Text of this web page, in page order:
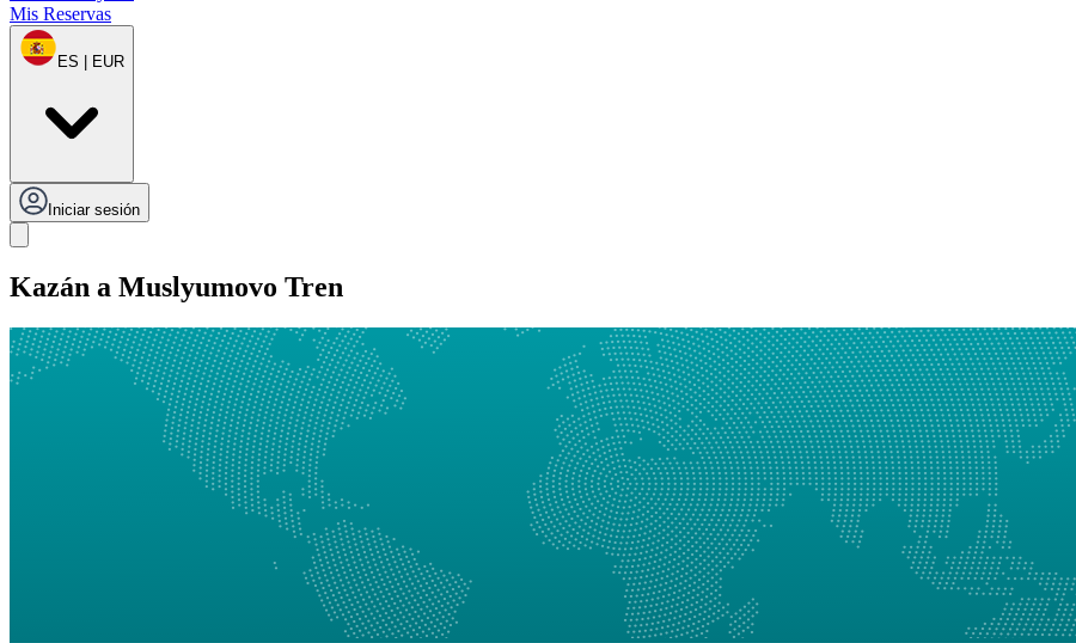
Mis Reservas
ES | EUR
Iniciar sesión
Kazán a Muslyumovo Tren